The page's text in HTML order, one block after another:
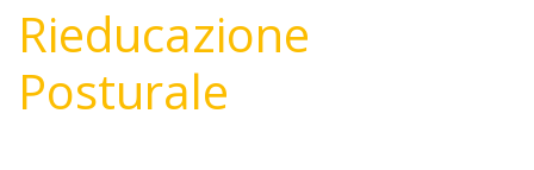
Rieducazione
Posturale